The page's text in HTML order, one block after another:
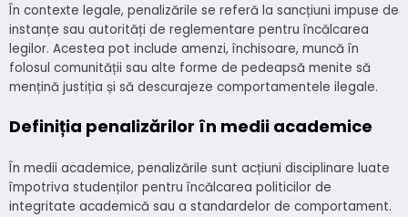
În contexte legale, penalizările se referă la sancțiuni impuse de
instanțe sau autorități de reglementare pentru încălcarea
legilor. Acestea pot include amenzi, închisoare, muncă în
folosul comunității sau alte forme de pedeapsă menite să
mențină justiția și să descurajeze comportamentele ilegale.
Definiția penalizărilor în medii academice
În medii academice, penalizările sunt acțiuni disciplinare luate
împotriva studenților pentru încălcarea politicilor de
integritate academică sau a standardelor de comportament.